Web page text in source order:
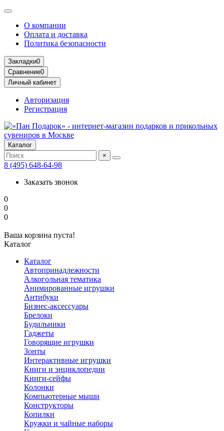
О компании
Оплата и доставка
Политика безопасности
Закладки0
Сравнение0
Личный кабинет
Авторизация
Регистрация
Каталог
×
8 (495) 648-64-98
Заказать звонок
0
0
0
Ваша корзина пуста!
Каталог
Каталог
Автопринадлежности
Алкогольная тематика
Анимированные игрушки
Антибуки
Бизнес-аксессуары
Брелоки
Будильники
Гаджеты
Говорящие игрушки
Зонты
Интерактивные игрушки
Книги и энциклопедии
Книги-сейфы
Колонки
Компьютерные мыши
Конструкторы
Копилки
Кружки и чайные наборы